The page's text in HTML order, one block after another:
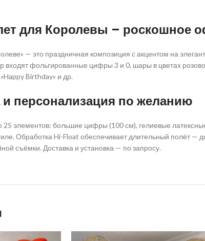
для Королевы – роскошное
— это праздничная композиция с акцентом на
входят фольгированные цифры 3 и 0, шары в цветах
Birthday» и др.
персонализация по желанию
25 элементов: большие цифры (100 см), гелиевые
Обработка Hi-Float обеспечивает длительный полёт
съёмки. Доставка и установка — по запросу.